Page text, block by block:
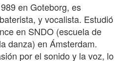
en Goteborg, es
y vocalista. Estudió
en SNDO (escuela de
danza) en Ámsterdam.
por el sonido y la voz, lo